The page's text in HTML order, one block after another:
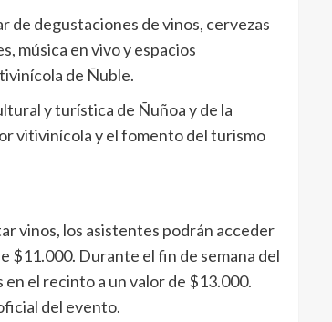
de degustaciones de vinos, cervezas
música en vivo y espacios
de Ñuble.
y turística de Ñuñoa y de la
vitivinícola y el fomento del turismo
vinos, los asistentes podrán acceder
$11.000. Durante el fin de semana del
el recinto a un valor de $13.000.
del evento.